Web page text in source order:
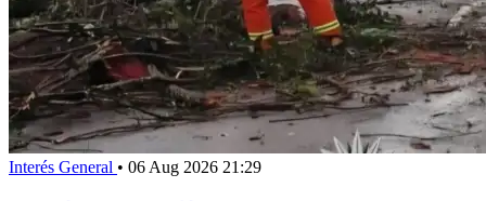
Interés General • 06 Aug 2026 21:29